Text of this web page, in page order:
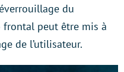
du
peut être mis à
de l’utilisateur.